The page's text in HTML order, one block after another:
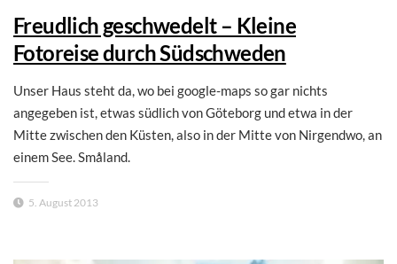
Freudlich geschwedelt – Kleine
Fotoreise durch Südschweden
Unser Haus steht da, wo bei google-maps so gar nichts
angegeben ist, etwas südlich von Göteborg und etwa in der
Mitte zwischen den Küsten, also in der Mitte von Nirgendwo, an
einem See. Småland.
5. August 2013